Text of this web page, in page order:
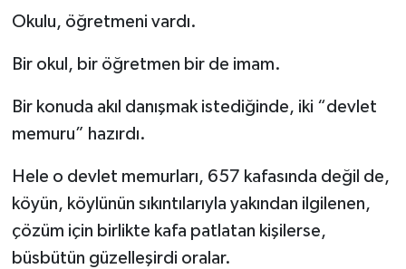
Okulu, öğretmeni vardı.
Bir okul, bir öğretmen bir de imam.
Bir konuda akıl danışmak istediğinde, iki “devlet
memuru” hazırdı.
Hele o devlet memurları, 657 kafasında değil de,
köyün, köylünün sıkıntılarıyla yakından ilgilenen,
çözüm için birlikte kafa patlatan kişilerse,
büsbütün güzelleşirdi oralar.